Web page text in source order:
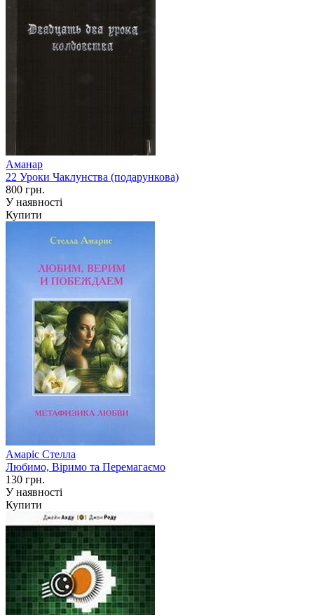
Аманар
22 Уроки Чаклунства (подарункова)
800 грн.
У наявності
Купити
Амаріс Стелла
Любимо, Віримо та Перемагаємо
130 грн.
У наявності
Купити